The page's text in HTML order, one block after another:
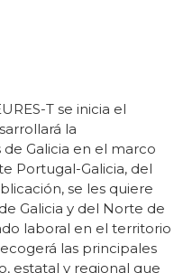
T se inicia el
la
Galicia en el marco
Portugal-Galicia, del
se les quiere
Galicia y del Norte de
laboral en el territorio
las principales
estatal y regional que